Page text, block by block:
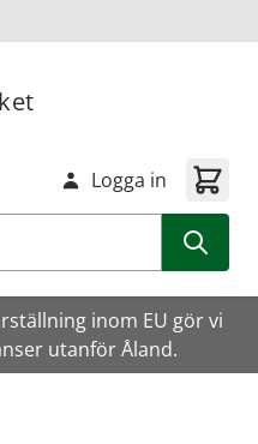
Logga in
inom EU gör vi
utanför Åland.